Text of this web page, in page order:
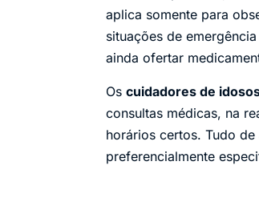
aplica somente para
situações de
ainda ofertar
Os cuidadores de
consultas médicas, na
horários certos. Tudo
preferencialmente